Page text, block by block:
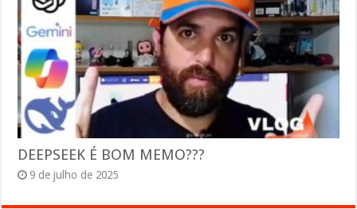
DEEPSEEK É BOM MEMO???
9 de julho de 2025